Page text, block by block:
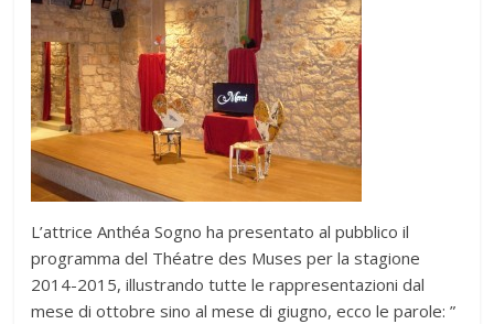
L’attrice Anthéa Sogno ha presentato al pubblico il
programma del Théatre des Muses per la stagione
2014-2015, illustrando tutte le rappresentazioni dal
mese di ottobre sino al mese di giugno, ecco le parole: ”